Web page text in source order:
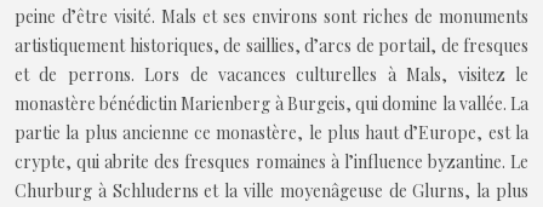
peine d’être visité. Mals et ses environs sont riches de monuments
artistiquement historiques, de saillies, d’arcs de portail, de fresques
et de perrons. Lors de vacances culturelles à Mals, visitez le
monastère bénédictin Marienberg à Burgeis, qui domine la vallée. La
partie la plus ancienne ce monastère, le plus haut d’Europe, est la
crypte, qui abrite des fresques romaines à l’influence byzantine. Le
Churburg à Schluderns et la ville moyenâgeuse de Glurns, la plus